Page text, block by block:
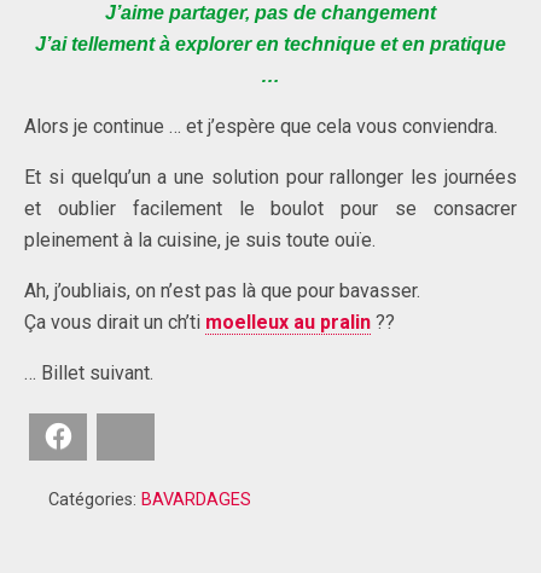
J’aime partager, pas de changement
J’ai tellement à explorer en technique et en pratique
…
Alors je continue … et j’espère que cela vous conviendra.
Et si quelqu’un a une solution pour rallonger les journées
et oublier facilement le boulot pour se consacrer
pleinement à la cuisine, je suis toute ouïe.
Ah, j’oubliais, on n’est pas là que pour bavasser.
Ça vous dirait un ch’ti moelleux au pralin ??
… Billet suivant.
Catégories: BAVARDAGES